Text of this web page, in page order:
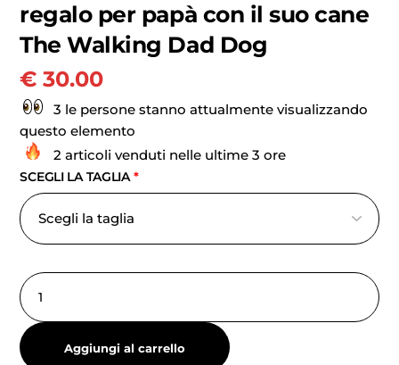
regalo per papà con il suo cane
The Walking Dad Dog
€ 30.00
3 le persone stanno attualmente visualizzando
questo elemento
2 articoli venduti nelle ultime 3 ore
SCEGLI LA TAGLIA*
Aggiungi al carrello